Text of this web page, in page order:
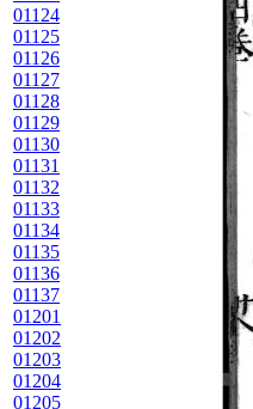
01124
01125
01126
01127
01128
01129
01130
01131
01132
01133
01134
01135
01136
01137
01201
01202
01203
01204
01205